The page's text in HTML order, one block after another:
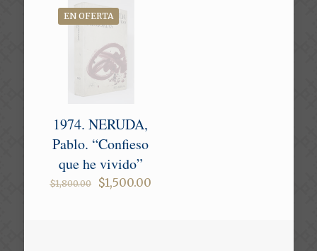
EN OFERTA
1974. NERUDA,
Pablo. “Confieso
que he vivido”
$1,800.00
Original
$1,500.00